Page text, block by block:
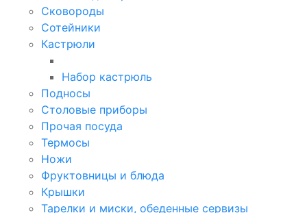
Сковороды
Сотейники
Кастрюли
Набор кастрюль
Подносы
Столовые приборы
Прочая посуда
Термосы
Ножи
Фруктовницы и блюда
Крышки
Тарелки и миски, обеденные сервизы